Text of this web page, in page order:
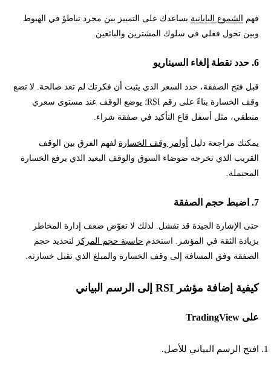
فهم الشموع اليابانية يساعدك على التمييز بين مجرد تباطؤ في الهبوط
وبين تحول فعلي في سلوك المشترين والبائعين.
6. حدد نقطة إلغاء السيناريو
قبل فتح الصفقة، حدد السعر الذي يثبت أن فكرتك لم تعد صالحة. لا تضع
وقف الخسارة بناءً على رقم RSI؛ يوضع الوقف عند مستوى سعري
منطقي، مثل أسفل قاع التأكيد في صفقة شراء.
يمكنك مراجعة دليل أوامر وقف الخسارة لفهم الفرق بين الوقف
القريب الذي تخرجه ضوضاء السوق والوقف البعيد الذي يرفع الخسارة
المحتملة.
7. اضبط حجم الصفقة
حتى الإشارة الجيدة قد تفشل. لذلك لا تعوّض ضعف إدارة المخاطر
بزيادة الثقة في المؤشر. استخدم حاسبة حجم المركز لتحديد حجم
الصفقة وفق المسافة إلى وقف الخسارة والمبلغ الذي تقبل خسارته.
كيفية إضافة مؤشر RSI إلى الرسم البياني
على TradingView
افتح الرسم البياني للأصل.